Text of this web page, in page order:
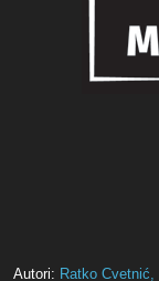
Autori: Ratko Cvetnić,